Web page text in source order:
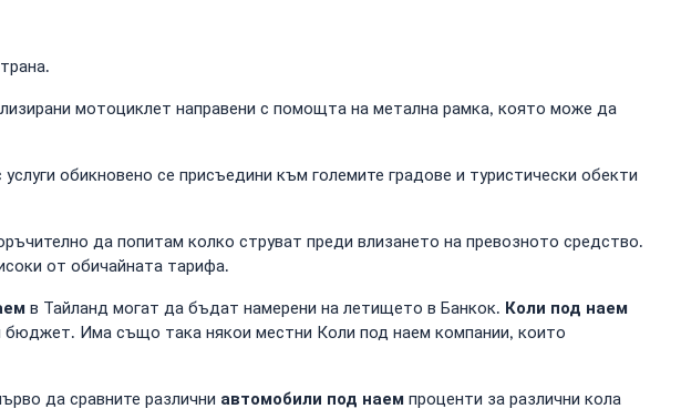
мотоциклет направени с помощта на метална рамка, която може да
обикновено се присъедини към големите градове и туристически обекти
да попитам колко струват преди влизането на превозното средство.
от обичайната тарифа.
в Тайланд могат да бъдат намерени на летището в Банкок. Коли под наем
бюджет. Има също така някои местни Коли под наем компании, които
да сравните различни автомобили под наем проценти за различни кола